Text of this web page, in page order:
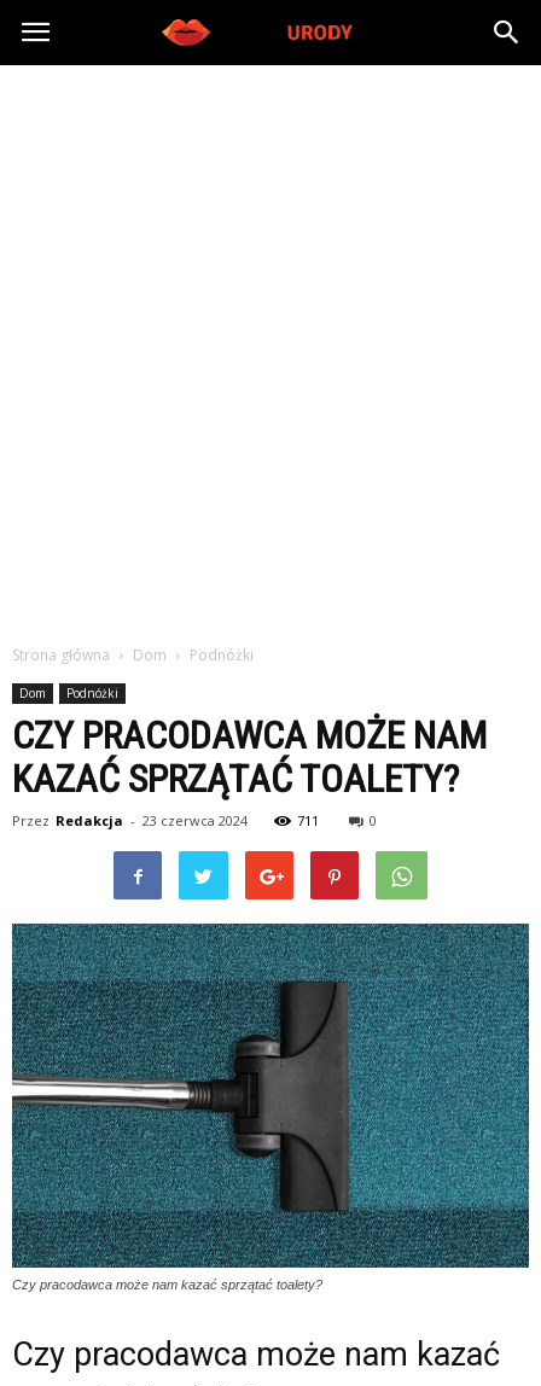
Morzeurody.pl
Strona główna Dom Podnóżki
Dom Podnóżki
CZY PRACODAWCA MOŻE NAM
KAZAĆ SPRZĄTAĆ TOALETY?
Przez Redakcja - 23 czerwca 2024 711 0
Czy pracodawca może nam kazać sprzątać toalety?
Czy pracodawca może nam kazać